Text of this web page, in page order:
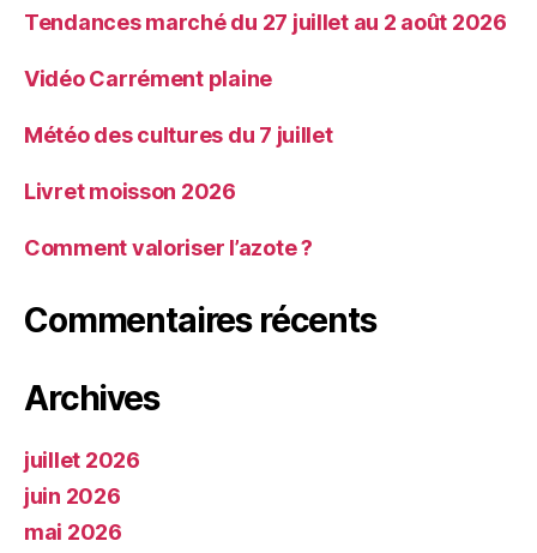
Tendances marché du 27 juillet au 2 août 2026
Vidéo Carrément plaine
Météo des cultures du 7 juillet
Livret moisson 2026
Comment valoriser l’azote ?
Commentaires récents
Archives
juillet 2026
juin 2026
mai 2026